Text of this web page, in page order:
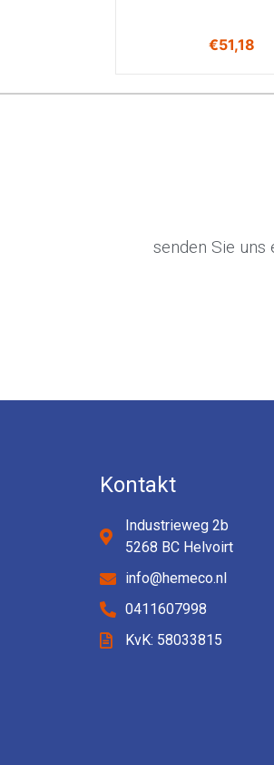
€51,18
senden Sie uns
Kontakt
Industrieweg 2b
5268 BC Helvoirt
info@hemeco.nl
0411607998
KvK: 58033815